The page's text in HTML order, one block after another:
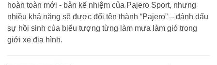
hoàn toàn mới - bản kế nhiệm của Pajero Sport, nhưng
nhiều khả năng sẽ được đổi tên thành “Pajero” – đánh dấu
sự hồi sinh của biểu tượng từng làm mưa làm gió trong
giới xe địa hình.